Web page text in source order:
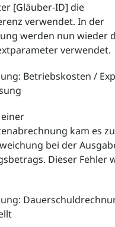
[Gläuber-ID] die
verwendet. In der
werden nun wieder
verwendet.
Betriebskosten /
kam es
bei der
Dieser Fehler